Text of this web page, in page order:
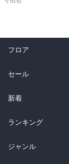
フロア
総合
ラノベ
雑誌・グラビア
BL・TL
セール
総合
ラノベ
雑誌・グラビア
新着
総合
ラノベ
ランキング
総合
ジャンル